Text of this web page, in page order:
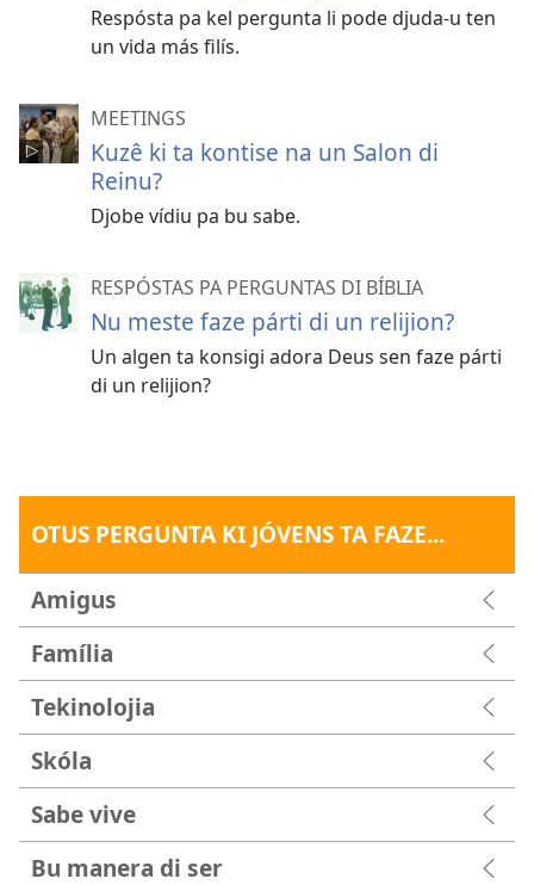
Respósta pa kel pergunta li pode djuda-u ten
un vida más filís.
MEETINGS
Kuzê ki ta kontise na un Salon di
Reinu?
Djobe vídiu pa bu sabe.
RESPÓSTAS PA PERGUNTAS DI BÍBLIA
Nu meste faze párti di un relijion?
Un algen ta konsigi adora Deus sen faze párti
di un relijion?
OTUS PERGUNTA KI JÓVENS TA FAZE...
Amigus
Família
Tekinolojia
Skóla
Sabe vive
Bu manera di ser